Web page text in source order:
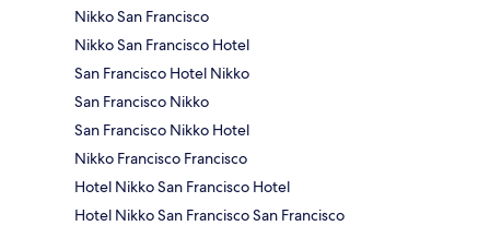
Nikko San Francisco
Nikko San Francisco Hotel
San Francisco Hotel Nikko
San Francisco Nikko
San Francisco Nikko Hotel
Nikko Francisco Francisco
Hotel Nikko San Francisco Hotel
Hotel Nikko San Francisco San Francisco